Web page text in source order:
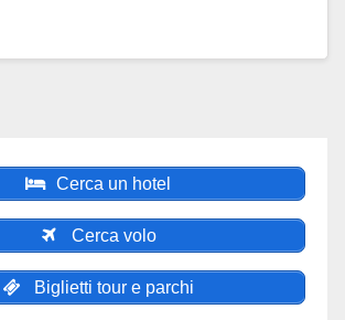
Cerca un hotel
Cerca volo
Biglietti tour e parchi